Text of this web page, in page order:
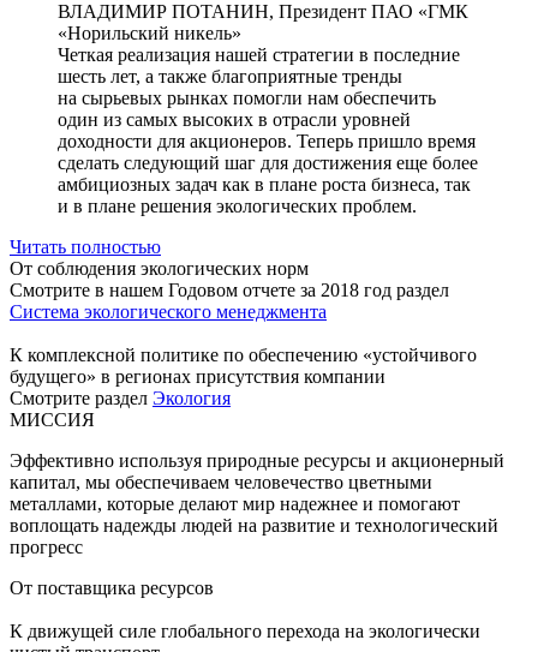
ВЛАДИМИР ПОТАНИН, Президент ПАО «ГМК
«Норильский никель»
Четкая реализация нашей стратегии в последние
шесть лет, а также благоприятные тренды
на сырьевых рынках помогли нам обеспечить
один из самых высоких в отрасли уровней
доходности для акционеров. Теперь пришло время
сделать следующий шаг для достижения еще более
амбициозных задач как в плане роста бизнеса, так
и в плане решения экологических проблем.
Читать полностью
От соблюдения экологических норм
Смотрите в нашем Годовом отчете за 2018 год раздел
Система экологического менеджмента
К комплексной политике по обеспечению «устойчивого
будущего» в регионах присутствия компании
Смотрите раздел Экология
МИССИЯ
Эффективно используя природные ресурсы и акционерный
капитал, мы обеспечиваем человечество цветными
металлами, которые делают мир надежнее и помогают
воплощать надежды людей на развитие и технологический
прогресс
От поставщика ресурсов
К движущей силе глобального перехода на экологически